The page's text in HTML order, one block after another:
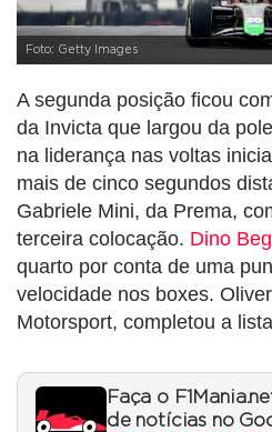
Foto: Getty Images
A segunda posição ficou
da Invicta que largou da
na liderança nas voltas
mais de cinco segundos
Gabriele Mini, da Prema,
terceira colocação. Dino
quarto por conta de uma
velocidade nos boxes.
Motorsport, completou a
Faça o
de notícias no